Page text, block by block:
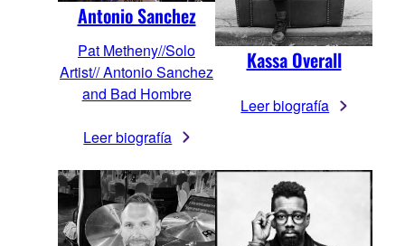
Antonio Sanchez
Pat Metheny//Solo
Artist// Antonio Sanchez
and Bad Hombre
Leer biografía
Kassa Overall
Leer biografía